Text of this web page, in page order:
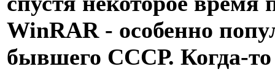
WinRAR - особенно
бывшего СССР. Когда-то